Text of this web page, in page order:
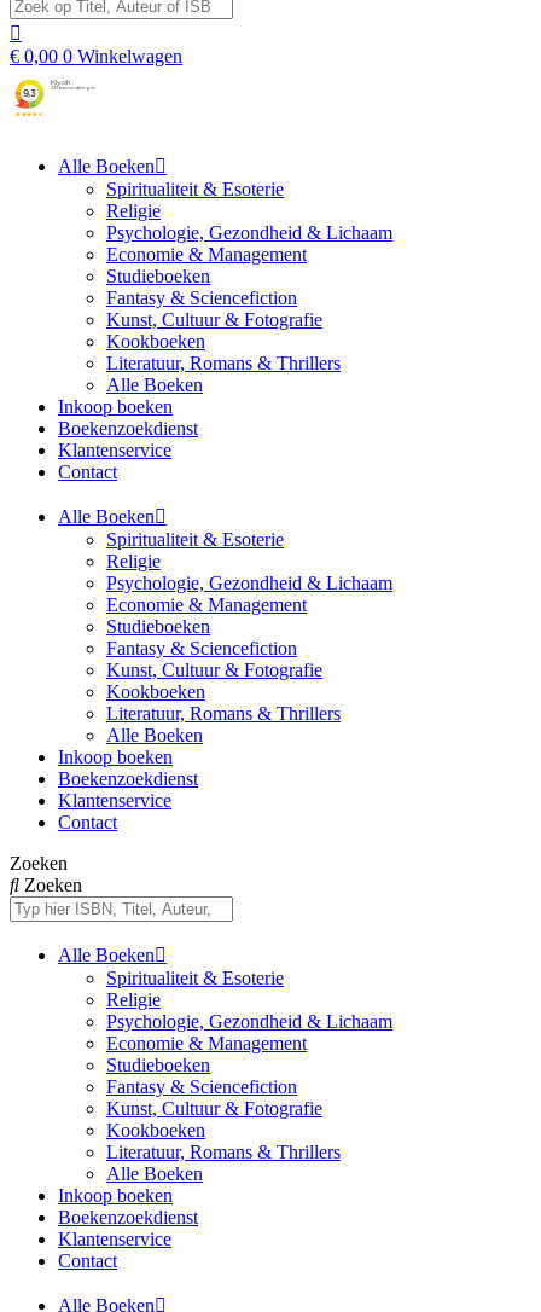
€ 0,00 0 Winkelwagen
Alle Boeken
Spiritualiteit & Esoterie
Religie
Psychologie, Gezondheid & Lichaam
Economie & Management
Studieboeken
Fantasy & Sciencefiction
Kunst, Cultuur & Fotografie
Kookboeken
Literatuur, Romans & Thrillers
Alle Boeken
Inkoop boeken
Boekenzoekdienst
Klantenservice
Contact
Alle Boeken
Spiritualiteit & Esoterie
Religie
Psychologie, Gezondheid & Lichaam
Economie & Management
Studieboeken
Fantasy & Sciencefiction
Kunst, Cultuur & Fotografie
Kookboeken
Literatuur, Romans & Thrillers
Alle Boeken
Inkoop boeken
Boekenzoekdienst
Klantenservice
Contact
Zoeken
Zoeken
Alle Boeken
Spiritualiteit & Esoterie
Religie
Psychologie, Gezondheid & Lichaam
Economie & Management
Studieboeken
Fantasy & Sciencefiction
Kunst, Cultuur & Fotografie
Kookboeken
Literatuur, Romans & Thrillers
Alle Boeken
Inkoop boeken
Boekenzoekdienst
Klantenservice
Contact
Alle Boeken